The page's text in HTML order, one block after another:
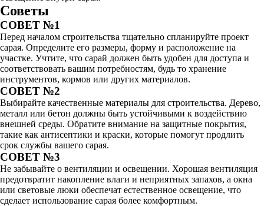
Советы
СОВЕТ №1
Перед началом строительства тщательно спланируйте проект
сарая. Определите его размеры, форму и расположение на
участке. Учтите, что сарай должен быть удобен для доступа и
соответствовать вашим потребностям, будь то хранение
инструментов, кормов или других материалов.
СОВЕТ №2
Выбирайте качественные материалы для строительства. Дерево,
металл или бетон должны быть устойчивыми к воздействию
внешней среды. Обратите внимание на защитные покрытия,
такие как антисептики и краски, которые помогут продлить
срок службы вашего сарая.
СОВЕТ №3
Не забывайте о вентиляции и освещении. Хорошая вентиляция
предотвратит накопление влаги и неприятных запахов, а окна
или световые люки обеспечат естественное освещение, что
сделает использование сарая более комфортным.